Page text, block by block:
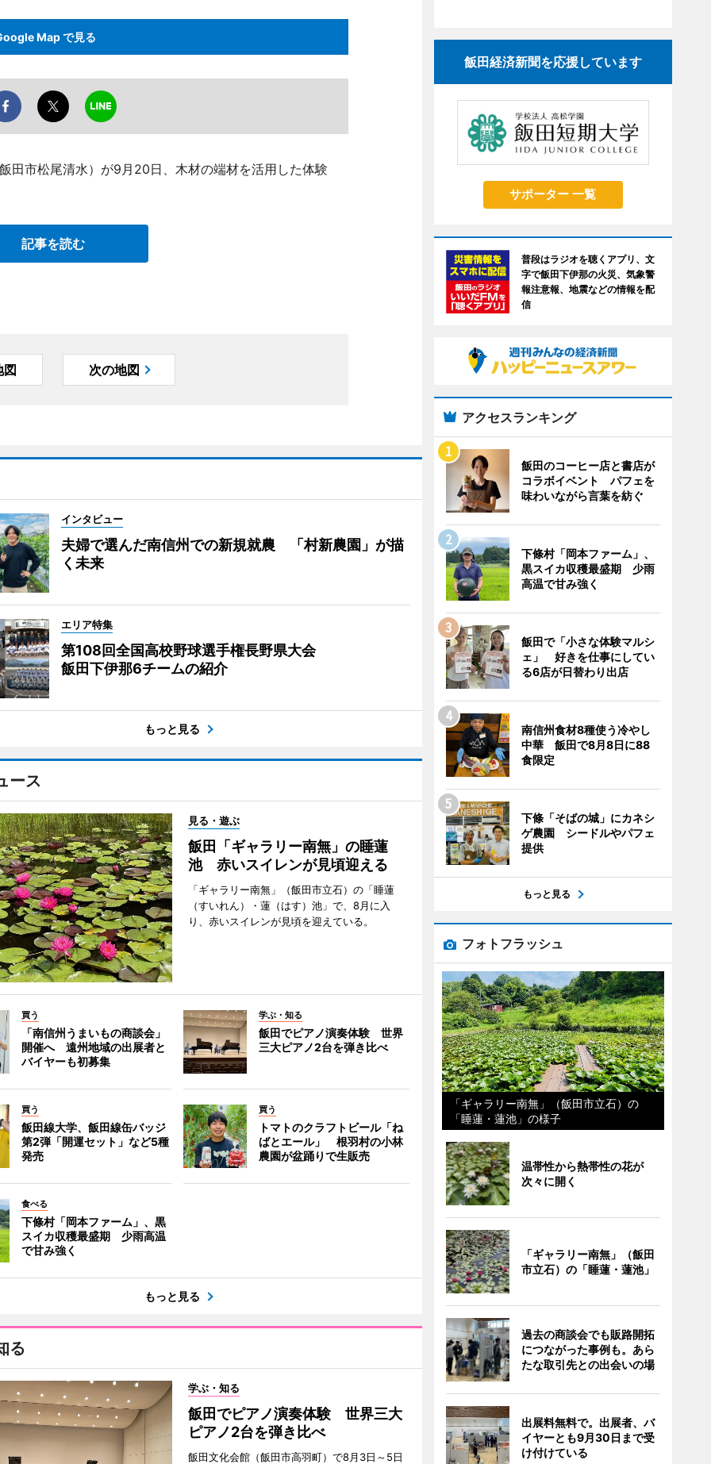
Map で見る
田市松尾清水）が9月20日、木材の端材を活用した体験
記事を読む
図 次の地図
インタビュー
夫婦で選んだ南信州での新規就農 「村新農園」が描
く未来
エリア特集
第108回全国高校野球選手権長野県大会
飯田下伊那6チームの紹介
もっと見る
ース
見る・遊ぶ
飯田「ギャラリー南無」の睡蓮
池 赤いスイレンが見頃迎える
「ギャラリー南無」（飯田市立石）の「睡蓮
（すいれん）・蓮（はす）池」で、8月に入
り、赤いスイレンが見頃を迎えている。
買う
「南信州うまいもの商談会」
開催へ 遠州地域の出展者と
バイヤーも初募集
学ぶ・知る
飯田でピアノ演奏体験 世界
三大ピアノ2台を弾き比べ
買う
飯田線大学、飯田線缶バッジ
第2弾「開運セット」など5種
発売
買う
トマトのクラフトビール「ね
ばとエール」 根羽村の小林
農園が盆踊りで生販売
食べる
下條村「岡本ファーム」、黒
スイカ収穫最盛期 少雨高温
で甘み強く
もっと見る
る
学ぶ・知る
飯田でピアノ演奏体験 世界三大
ピアノ2台を弾き比べ
飯田文化会館（飯田市高羽町）で8月3日～5日
飯田経済新聞を応援しています
サポーター 一覧
普段はラジオを聴くアプリ、文
字で飯田下伊那の火災、気象警
報注意報、地震などの情報を配
信
アクセスランキング
飯田のコーヒー店と書店が
コラボイベント パフェを
味わいながら言葉を紡ぐ
下條村「岡本ファーム」、
黒スイカ収穫最盛期 少雨
高温で甘み強く
飯田で「小さな体験マルシ
ェ」 好きを仕事にしてい
る6店が日替わり出店
南信州食材8種使う冷やし
中華 飯田で8月8日に88
食限定
下條「そばの城」にカネシ
ゲ農園 シードルやパフェ
提供
もっと見る
フォトフラッシュ
「ギャラリー南無」（飯田市立石）の
「睡蓮・蓮池」の様子
温帯性から熱帯性の花が
次々に開く
「ギャラリー南無」（飯田
市立石）の「睡蓮・蓮池」
過去の商談会でも販路開拓
につながった事例も。あら
たな取引先との出会いの場
出展料無料で。出展者、バ
イヤーとも9月30日まで受
け付けている